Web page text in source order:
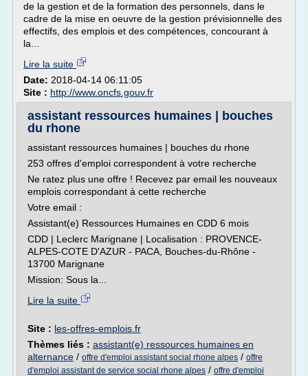
de la gestion et de la formation des personnels, dans le
cadre de la mise en oeuvre de la gestion prévisionnelle des
effectifs, des emplois et des compétences, concourant à
la...
Lire la suite
Date: 2018-04-14 06:11:05
Site : http://www.oncfs.gouv.fr
assistant ressources humaines | bouches
du rhone
assistant ressources humaines | bouches du rhone
253 offres d'emploi correspondent à votre recherche
Ne ratez plus une offre ! Recevez par email les nouveaux
emplois correspondant à cette recherche
Votre email :
Assistant(e) Ressources Humaines en CDD 6 mois
CDD | Leclerc Marignane | Localisation : PROVENCE-
ALPES-COTE D'AZUR - PACA, Bouches-du-Rhône -
13700 Marignane
Mission: Sous la...
Lire la suite
Site : les-offres-emplois.fr
Thèmes liés : assistant(e) ressources humaines en
alternance / offre d'emploi assistant social rhone alpes / offre
d'emploi assistant de service social rhone alpes / offre d'emploi